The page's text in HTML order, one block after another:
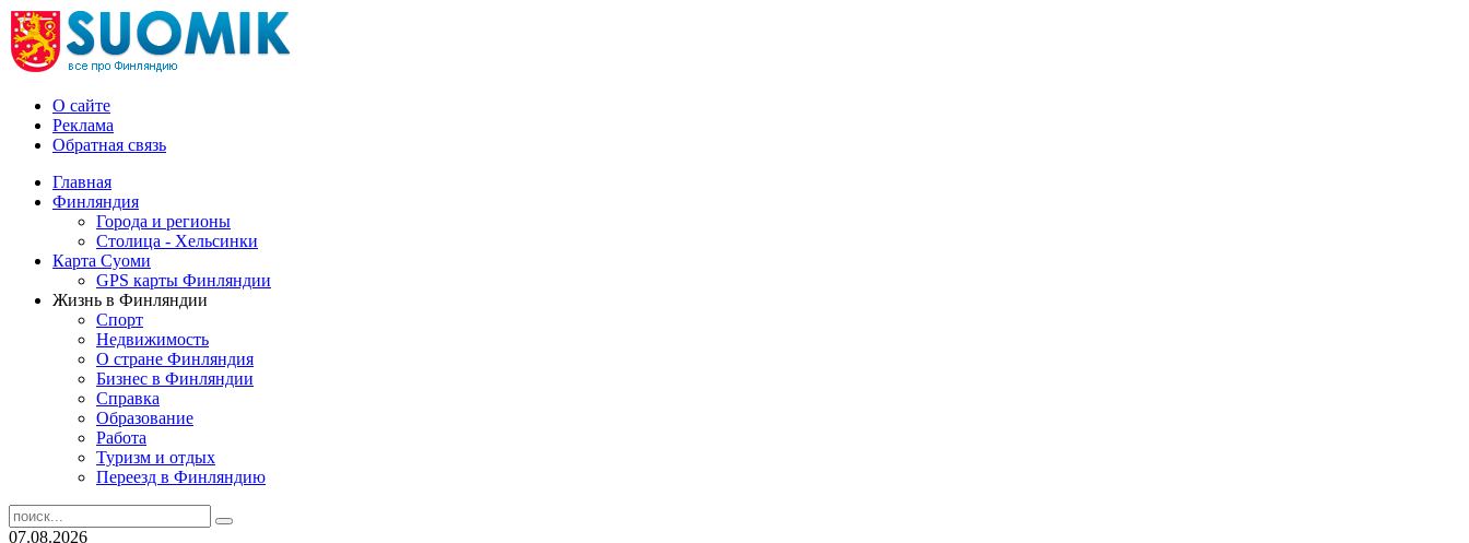
О сайте
Реклама
Обратная связь
Главная
Финляндия
Города и регионы
Столица - Хельсинки
Карта Суоми
GPS карты Финляндии
Жизнь в Финляндии
Спорт
Недвижимость
О стране Финляндия
Бизнес в Финляндии
Справка
Образование
Работа
Туризм и отдых
Переезд в Финляндию
07.08.2026